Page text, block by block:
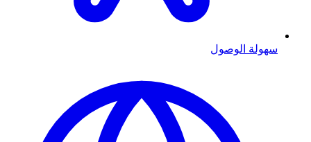
سهولة الوصول